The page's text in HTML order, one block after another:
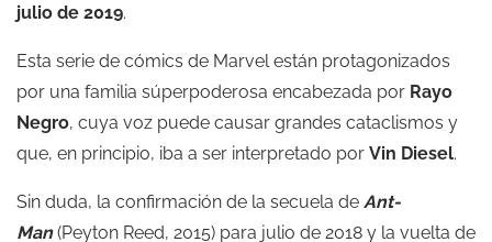
julio de 2019.
Esta serie de cómics de Marvel están protagonizados
por una familia súperpoderosa encabezada por Rayo
Negro, cuya voz puede causar grandes cataclismos y
que, en principio, iba a ser interpretado por Vin Diesel.
Sin duda, la confirmación de la secuela de Ant-
Man (Peyton Reed, 2015) para julio de 2018 y la vuelta de